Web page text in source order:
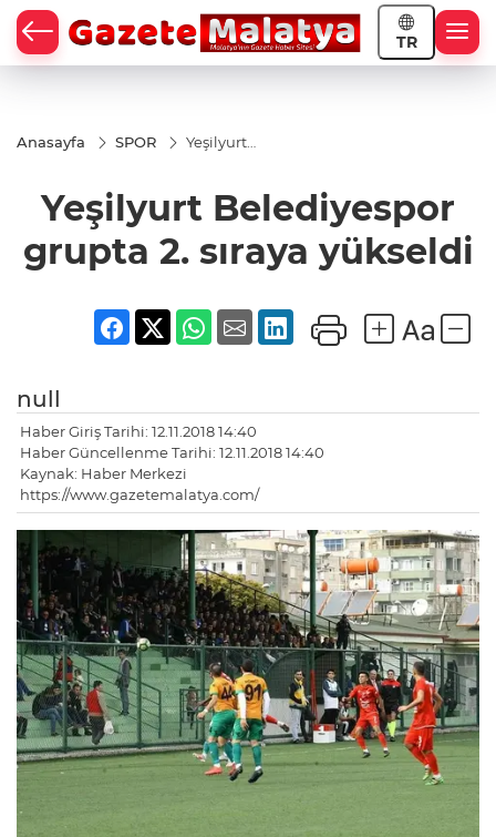
TR
Anasayfa SPOR
Yeşilyurt
sıraya
yükseldi
Yeşilyurt Belediyespor
grupta 2. sıraya yükseldi
null
Haber Giriş Tarihi: 12.11.2018 14:40
Haber Güncellenme Tarihi: 12.11.2018 14:40
Kaynak: Haber Merkezi
https://www.gazetemalatya.com/